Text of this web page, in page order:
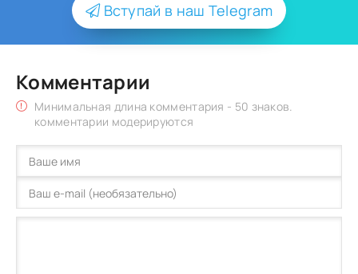
Вступай в наш Telegram
Комментарии
Минимальная длина комментария - 50 знаков.
комментарии модерируются